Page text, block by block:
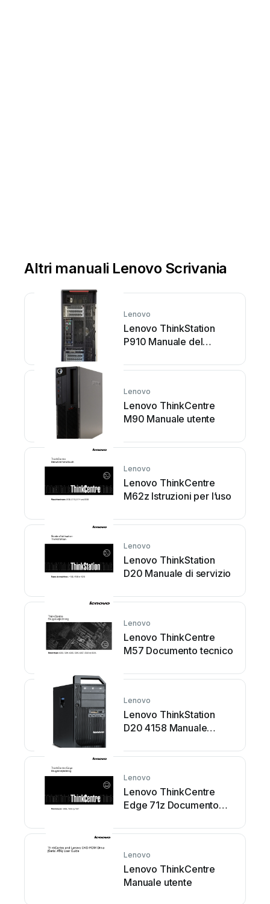
Altri manuali Lenovo Scrivania
Lenovo
Lenovo ThinkStation
P910 Manuale del
Lenovo
Lenovo ThinkCentre
M90 Manuale utente
Lenovo
Lenovo ThinkCentre
M62z Istruzioni per l’uso
Lenovo
Lenovo ThinkStation
D20 Manuale di servizio
Lenovo
Lenovo ThinkCentre
M57 Documento tecnico
Lenovo
Lenovo ThinkStation
D20 4158 Manuale
Lenovo
Lenovo ThinkCentre
Edge 71z Documento
Lenovo
Lenovo ThinkCentre
Manuale utente